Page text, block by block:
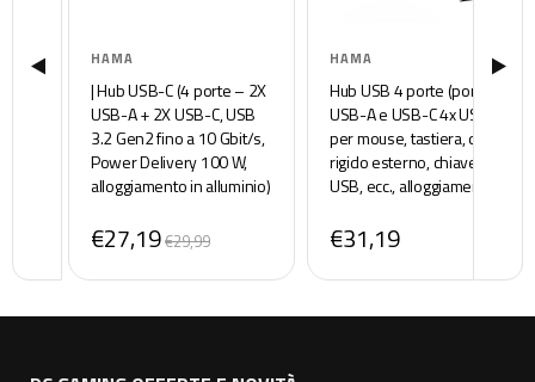
HAMA
| Hub USB-C (4 porte – 2X
USB-A + 2X USB-C, USB
3.2 Gen2 fino a 10 Gbit/s,
Power Delivery 100 W,
alloggiamento in alluminio)
€27,19€29,99
HAMA
Hub USB 4 porte (porta
USB-A e USB-C 4x USB-A
per mouse, tastiera, disco
rigido esterno, chiavetta
USB, ecc., alloggiamento in
adattatore USB per ufficio,
casa ufficio)
€31,19